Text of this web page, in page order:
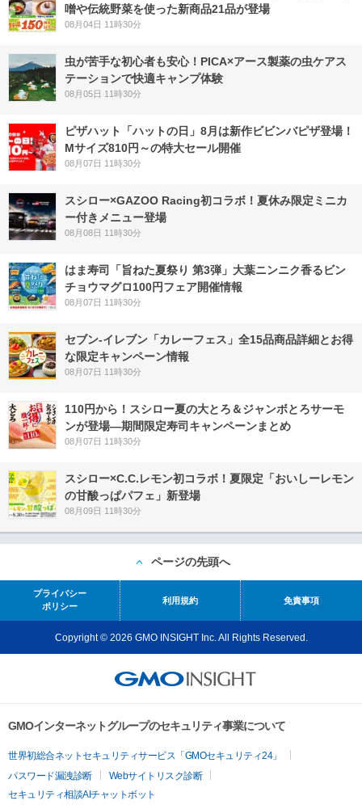
噌や伝統野菜を使った新商品21品が登場
08月04日 11時30分
虫が苦手な初心者も安心！PICA×アース製薬の虫ケアス
テーションで快適キャンプ体験
08月05日 11時30分
ピザハット「ハットの日」8月は新作ビビンバピザ登場！
Mサイズ810円～の特大セール開催
08月07日 11時30分
スシロー×GAZOO Racing初コラボ！夏休み限定ミニカ
ー付きメニュー登場
08月08日 11時30分
はま寿司「旨ねた夏祭り 第3弾」大葉ニンニク香るビン
チョウマグロ100円フェア開催情報
08月07日 11時30分
セブン‐イレブン「カレーフェス」全15品商品詳細とお得
な限定キャンペーン情報
08月07日 11時30分
110円から！スシロー夏の大とろ＆ジャンボとろサーモ
ンが登場―期間限定寿司キャンペーンまとめ
08月07日 11時30分
スシロー×C.C.レモン初コラボ！夏限定「おいしーレモン
の甘酸っぱパフェ」新登場
08月09日 11時30分
ページの先頭へ
プライバシー
ポリシー
利用規約 免責事項
Copyright © 2026 GMO INSIGHT Inc. All Rights Reserved.
GMOインターネットグループのセキュリティ事業について
世界初総合ネットセキュリティサービス「GMOセキュリティ24」
パスワード漏洩診断
Webサイトリスク診断
セキュリティ相談AIチャットボット